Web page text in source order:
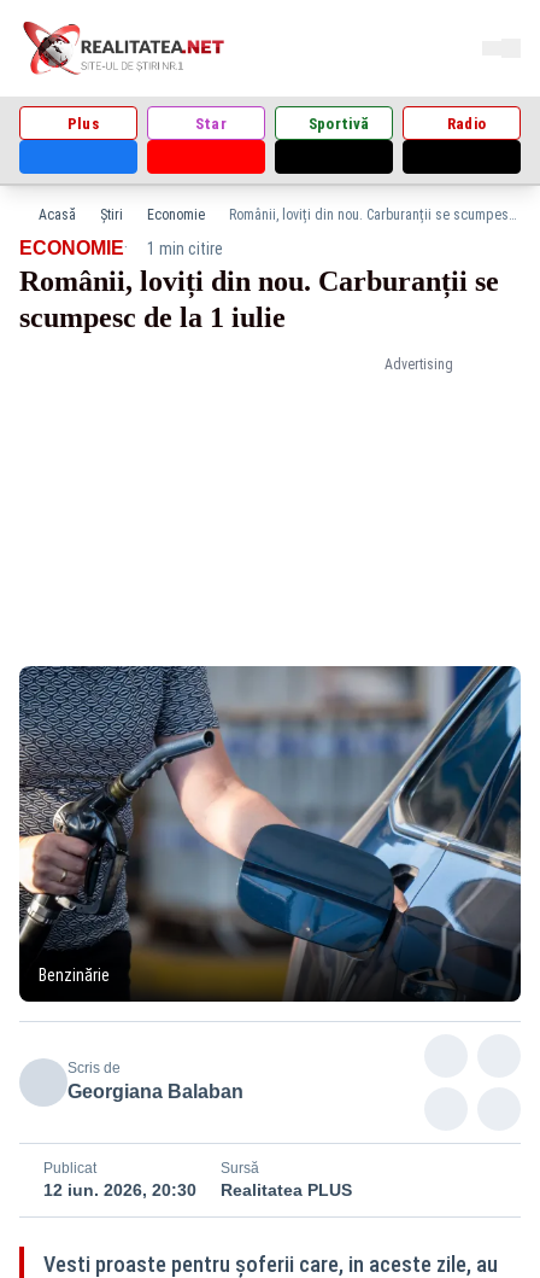
Plus Star Sportivă Radio
Acasă Știri Economie Românii, loviți din nou. Carburanții se scumpesc de la 1 iulie
Advertising
ECONOMIE· 1 min citire
Românii, loviți din nou. Carburanții se
scumpesc de la 1 iulie
Benzinărie
Scris de
Georgiana Balaban
Publicat
12 iun. 2026, 20:30
Sursă
Realitatea PLUS
Vesti proaste pentru șoferii care, in aceste zile, au